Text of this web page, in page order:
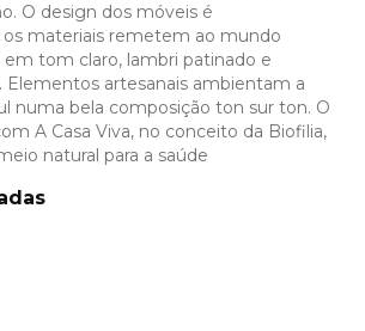
O design dos móveis é
materiais remetem ao mundo
tom claro, lambri patinado e
Elementos artesanais ambientam a
numa bela composição ton sur ton. O
A Casa Viva, no conceito da Biofilia,
natural para a saúde